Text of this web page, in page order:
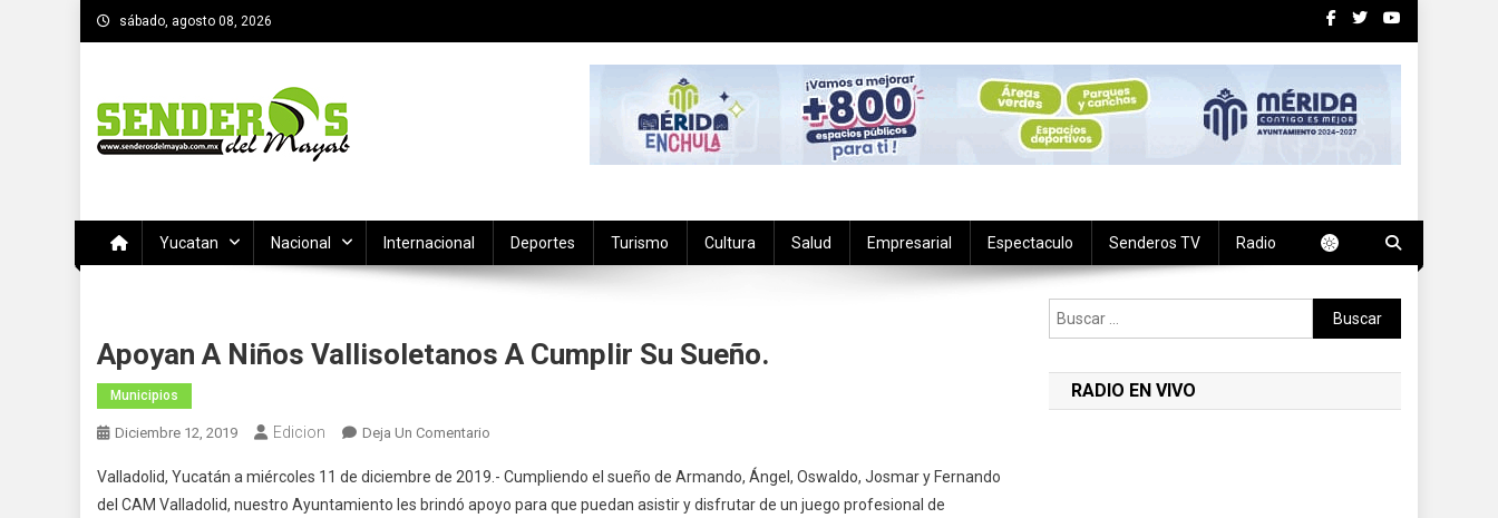
Saltar
al
sábado, agosto 08, 2026
Yucatan Nacional Internacional Deportes Turismo Cultura Salud Empresarial Espectaculo Senderos TV Radio
Apoyan A Niños Vallisoletanos A Cumplir Su Sueño.
Municipios
Diciembre 12, 2019 Edicion Deja Un Comentario
A
Niños
Valladolid, Yucatán a miércoles 11 de diciembre de 2019.- Cumpliendo el sueño de Armando, Ángel, Oswaldo, Josmar y Fernando
del CAM Valladolid, nuestro Ayuntamiento les brindó apoyo para que puedan asistir y disfrutar de un juego profesional de
Buscar:
RADIO EN VIVO